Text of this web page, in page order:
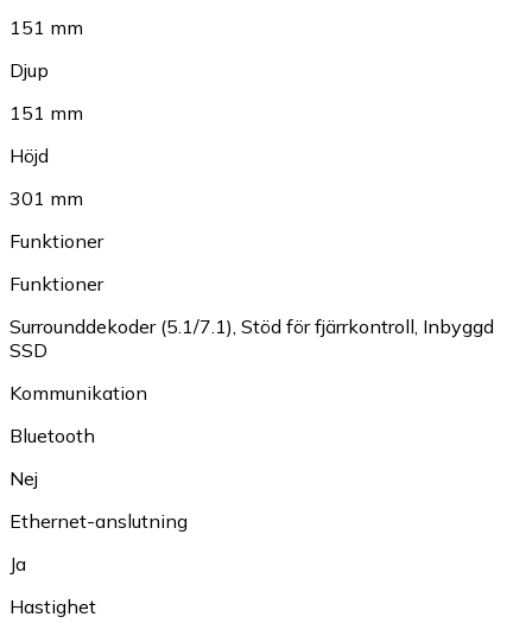
151 mm
Djup
151 mm
Höjd
301 mm
Funktioner
Funktioner
Surrounddekoder (5.1/7.1), Stöd för fjärrkontroll, Inbyggd
SSD
Kommunikation
Bluetooth
Nej
Ethernet-anslutning
Ja
Hastighet